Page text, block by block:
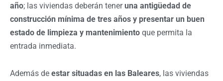
año; las viviendas deberán teneruna antigüedad de
construcción mínima de tres años y presentar un buen
estado de limpieza y mantenimiento que permita la
entrada inmediata.
Además de estar situadas en las Baleares, las viviendas